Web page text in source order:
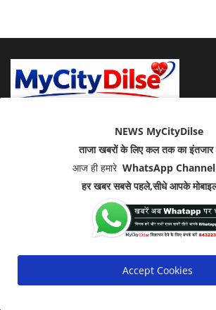
MOST VIEWED POSTS
एक- दो दिन और सहन कर लीजिए
दो बीवियों के साथ रहेगा जीजा, एक
बीकानेर में घर में घुसकर आधा दर्जन
NEWS MyCityDilse
ताजा खबरों के लिए कल तक का इंतजार
आज ही हमारे WhatsApp Channel
हर खबर सबसे पहले,सीधे आपके
Accept Cookies